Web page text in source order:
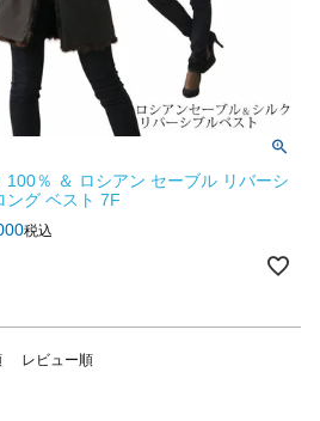
100％ ＆ ロシアン セーブル リバーシ
ング ベスト 7F
税込
レビュー順